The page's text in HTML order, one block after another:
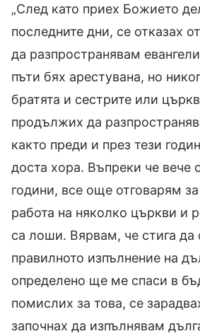
„След като приех Божието
последните дни, се отказах
да разпространявам
пъти бях арестувана, но
братята и сестрите или
продължих да
както преди и през тези
доста хора. Въпреки че вече
години, все още отговарям за
работа на няколко църкви и
са лоши. Вярвам, че стига да
правилното изпълнение на
определено ще ме спаси в
помислих за това, се
започнах да изпълнявам